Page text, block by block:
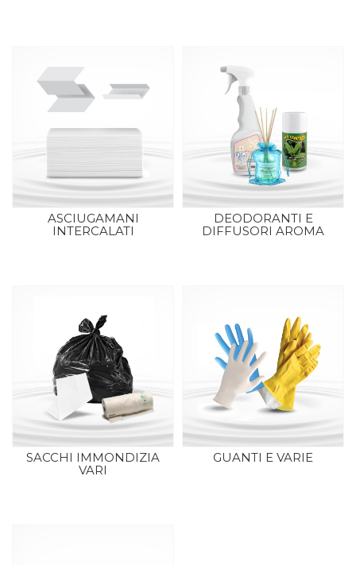
ASCIUGAMANI
INTERCALATI
DEODORANTI E
DIFFUSORI AROMA
SACCHI IMMONDIZIA
VARI
GUANTI E VARIE